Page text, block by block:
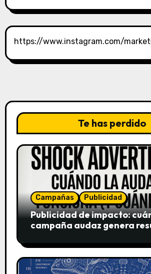
https://www.instagram.com/
Te has perdido
Campañas Publicidad
Publicidad de impacto:
campaña audaz genera